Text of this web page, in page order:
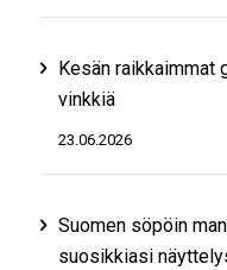
Kesän
vinkkiä
23.06.2026
Suomen söpöin
suosikkiasi